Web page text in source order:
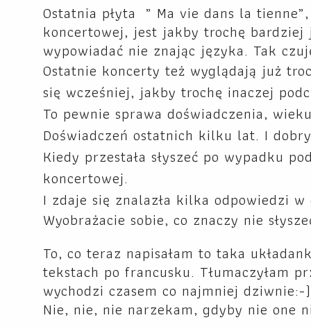
Ostatnia płyta ” Ma vie dans la
koncertowej, jest jakby trochę bardziej
wypowiadać nie znając języka. Tak
Ostatnie koncerty też wyglądają już
się wcześniej, jakby trochę inaczej
To pewnie sprawa doświadczenia,
Doświadczeń ostatnich kilku lat. I
Kiedy przestała słyszeć po wypadku
koncertowej.
I zdaje się znalazła kilka odpowiedzi w
Wyobrażacie sobie, co znaczy nie
To, co teraz napisałam to taka
tekstach po francusku. Tłumaczyłam
wychodzi czasem co najmniej dziwnie:-)
Nie, nie, nie narzekam, gdyby nie one